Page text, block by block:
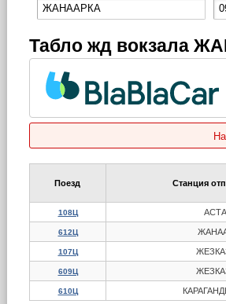
Табло жд вокзала
Поезд Станция
108Ц
612Ц
107Ц
609Ц
610Ц